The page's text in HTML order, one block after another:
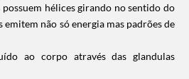
hélices girando no sentido do
emitem não só energia mas padrões de
ao corpo através das glandulas